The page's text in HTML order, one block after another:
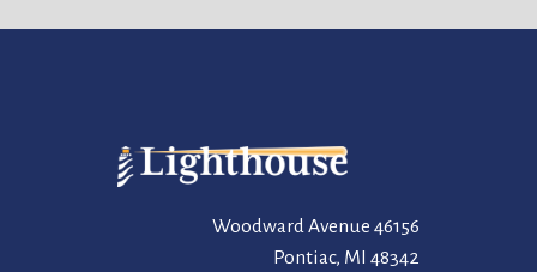
46156 Woodward Avenue
Pontiac, MI 48342